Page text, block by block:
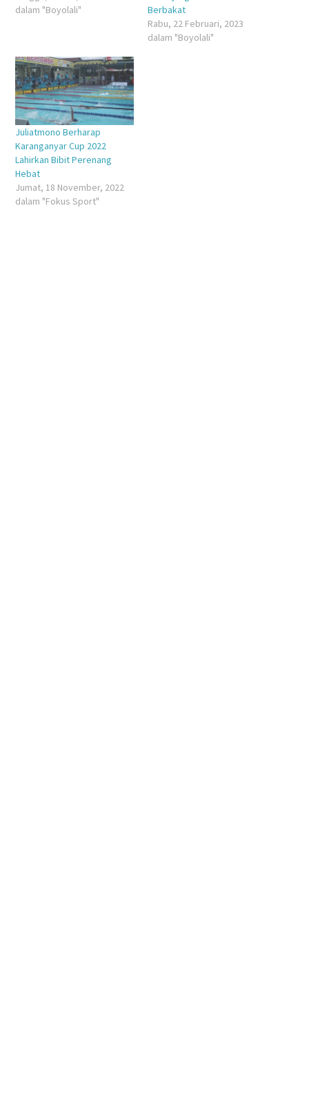
dalam "Boyolali"
Berbakat
Rabu, 22 Februari, 2023
dalam "Boyolali"
Juliatmono Berharap
Karanganyar Cup 2022
Lahirkan Bibit Perenang
Hebat
Jumat, 18 November, 2022
dalam "Fokus Sport"